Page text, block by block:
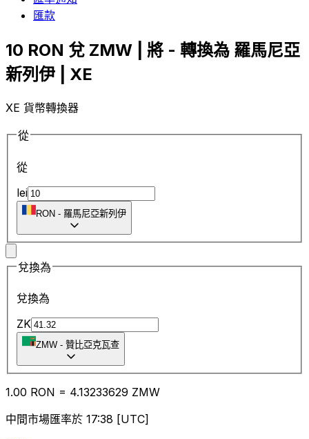
匯款
10 RON 兌 ZMW | 將 - 轉換為 羅馬尼亞
新列伊 | XE
XE 貨幣轉換器
從
從
lei
RON - 羅馬尼亞新列伊
兌換為
兌換為
ZK
ZMW - 贊比亞克瓦查
1.00 RON = 4.13233629 ZMW
中間市場匯率於 17:38 [UTC]